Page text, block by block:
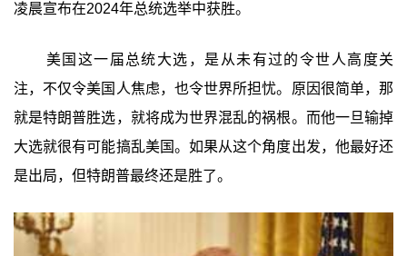
凌晨宣布在2024年总统选举中获胜。
美国这一届总统大选，是从未有过的令世人高度关
注，不仅令美国人焦虑，也令世界所担忧。原因很简单，那
就是特朗普胜选，就将成为世界混乱的祸根。而他一旦输掉
大选就很有可能搞乱美国。如果从这个角度出发，他最好还
是出局，但特朗普最终还是胜了。